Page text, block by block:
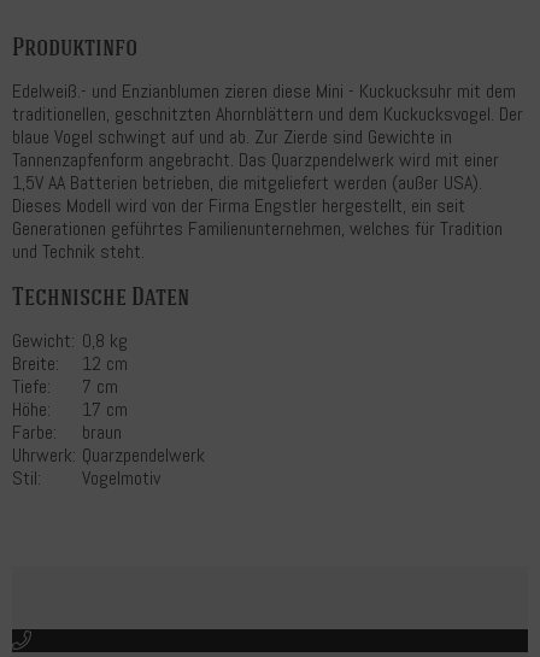
Produktinfo
Edelweiß.- und Enzianblumen zieren diese Mini - Kuckucksuhr mit dem
traditionellen, geschnitzten Ahornblättern und dem Kuckucksvogel. Der
blaue Vogel schwingt auf und ab. Zur Zierde sind Gewichte in
Tannenzapfenform angebracht. Das Quarzpendelwerk wird mit einer
1,5V AA Batterien betrieben, die mitgeliefert werden (außer USA).
Dieses Modell wird von der Firma Engstler hergestellt, ein seit
Generationen geführtes Familienunternehmen, welches für Tradition
und Technik steht.
Technische Daten
Gewicht: 0,8 kg
Breite:
12 cm
Tiefe:
7 cm
Höhe:
17 cm
Farbe:
braun
Uhrwerk: Quarzpendelwerk
Stil:
Vogelmotiv